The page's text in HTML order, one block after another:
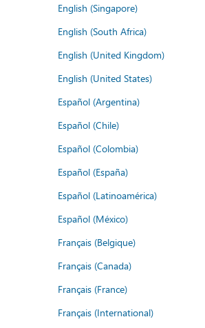
English (Singapore)
English (South Africa)
English (United Kingdom)
English (United States)
Español (Argentina)
Español (Chile)
Español (Colombia)
Español (España)
Español (Latinoamérica)
Español (México)
Français (Belgique)
Français (Canada)
Français (France)
Français (International)